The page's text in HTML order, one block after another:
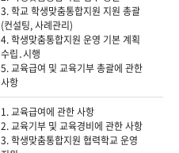
3. 학교 학생맞춤통합지원 지원 총괄
(컨설팅, 사례관리)
4. 학생맞춤통합지원 운영 기본 계획
수립․시행
5. 교육급여 및 교육기부 총괄에 관한
사항
1. 교육급여에 관한 사항
2. 교육기부 및 교육경비에 관한 사항
3. 학생맞춤통합지원 협력학교 운영